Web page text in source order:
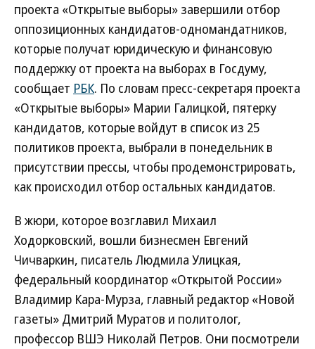
проекта «Открытые выборы» завершили отбор
оппозиционных кандидатов-одномандатников,
которые получат юридическую и финансовую
поддержку от проекта на выборах в Госдуму,
сообщает РБК. По словам пресс-секретаря проекта
«Открытые выборы» Марии Галицкой, пятерку
кандидатов, которые войдут в список из 25
политиков проекта, выбрали в понедельник в
присутствии прессы, чтобы продемонстрировать,
как происходил отбор остальных кандидатов.
В жюри, которое возглавил Михаил
Ходорковский, вошли бизнесмен Евгений
Чичваркин, писатель Людмила Улицкая,
федеральный координатор «Открытой России»
Владимир Кара-Мурза, главный редактор «Новой
газеты» Дмитрий Муратов и политолог,
профессор ВШЭ Николай Петров. Они посмотрели